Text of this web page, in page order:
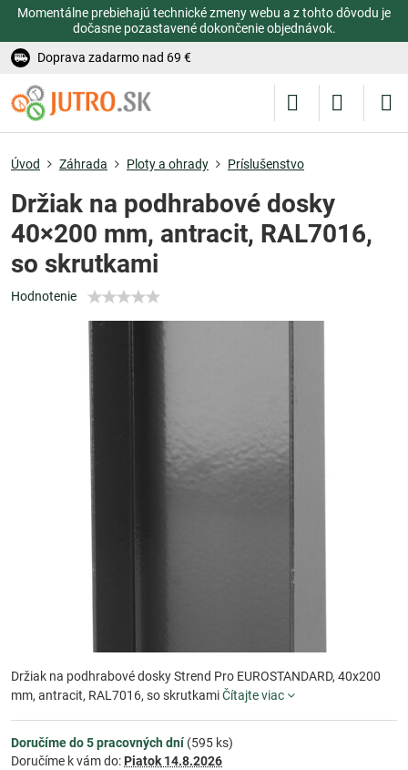
Momentálne prebiehajú technické zmeny webu a z tohto dôvodu je
dočasne pozastavené dokončenie objednávok.
Doprava zadarmo nad 69 €
Úvod Záhrada Ploty a ohrady Príslušenstvo
Držiak na podhrabové dosky
40×200 mm, antracit, RAL7016,
so skrutkami
Hodnotenie
Držiak na podhrabové dosky Strend Pro EUROSTANDARD, 40x200
mm, antracit, RAL7016, so skrutkamiČítajte viac
Doručíme do 5 pracovných dní(595 ks)
Doručíme k vám do: Piatok 14.8.2026